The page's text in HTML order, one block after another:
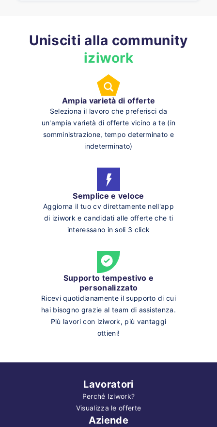
Unisciti alla community
iziwork
Ampia varietà di offerte
Seleziona il lavoro che preferisci da
un'ampia varietà di offerte vicino a te (in
somministrazione, tempo determinato e
indeterminato)
Semplice e veloce
Aggiorna il tuo cv direttamente nell'app
di iziwork e candidati alle offerte che ti
interessano in soli 3 click
Supporto tempestivo e
personalizzato
Ricevi quotidianamente il supporto di cui
hai bisogno grazie al team di assistenza.
Più lavori con iziwork, più vantaggi
ottieni!
Lavoratori
Perché Iziwork?
Visualizza le offerte
Aziende